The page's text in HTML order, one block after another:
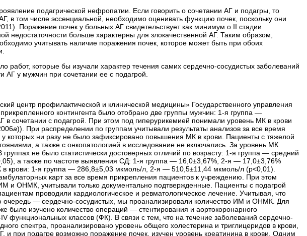
подагрической нефропатии. Если говорить о сочетании АГ и подагры, то
в том числе эссенциальной, необходимо оценивать функцию почек, поскольку они
Поражение почек у больных АГ свидетельствует как минимум о ІІ стадии
недостаточности больше характерны для злокачественной АГ. Таким образом,
учитывать наличие поражения почек, которое может быть при обоих
которые бы изучали характер течения самих сердечно-сосудистых заболеваний
АГ у мужчин при сочетании ее с подагрой.
центр профилактической и клинической медицины» Государственного управления
контингента было отобрано две группы мужчин: 1-я группа —
с подагрой. При этом под гиперурикемией понимали уровень МК в крови
a)). При распределении по группам учитывали результаты анализов за все время
ни разу не было зафиксировано повышения МК в крови. Пациенты с тяжелой
а также с онкопатологией в исследование не включались. За уровень МК
не было статистически достоверных отличий по возрасту: 1-я группа — средний
а также по частоте выявления СД: 1-я группа — 16,0±3,67%, 2-я — 17,0±3,76%
крови: 1-я группа — 286,8±5,03 мкмоль/л, 2-я — 510,5±11,44 мкмоль/л (р<0,01).
карт за все время прикрепления пациентов к учреждению. При этом
и ОНМК, учитывали только документально подтвержденные. Пациенты с подагрой
проводили кардиологическое и ревматологическое лечение. Учитывая, что
очередь — сердечно-­сосудистых, мы проанализировали количество ИМ и ОНМК. Для
было изучено количество операций — стентирования и аортокоронарного
функциональных классов (ФК). В связи с тем, что на течение заболеваний сердечно-
спектра, проанализировано уровень общего холестерина и триглицеридов в крови,
и при подагре возможно поражение почек, изучен уровень креатинина в крови. Одним